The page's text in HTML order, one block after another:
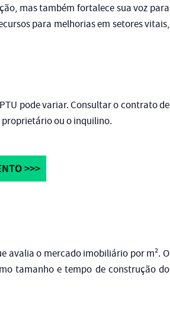
mas também fortalece sua voz para
para melhorias em setores vitais,
pode variar. Consultar o contrato de
proprietário ou o inquilino.
>>>
avalia o mercado imobiliário por m². O
tamanho e tempo de construção do